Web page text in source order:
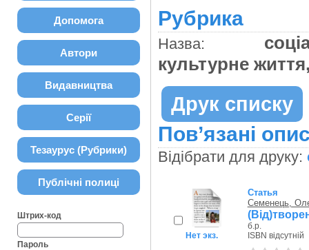
Допомога
Автори
Видавництва
Серії
Тезаурус (Рубрики)
Публічні полиці
Штрих-код
Пароль
Рубрика
Назва:
культурне
Друк списку
Пов’язані
Відібрати для друку:
Нет экз.
Статья
Семенець,
б.р.
ISBN відсутній